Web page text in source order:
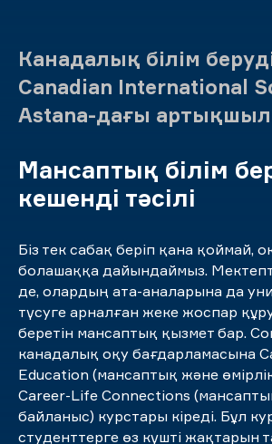
Канадалық білім
Canadian International
Astana-дағы
Мансаптық білім
кешенді тәсілі
Біз тек сабақ беріп қана қоймай,
болашаққа дайындаймыз.
де, олардың ата-аналарына да
түсуге арналған жеке жоспар
беретін мансаптық қызмет бар.
канадалық оқу бағдарламасына
Education (мансаптық және
Career-Life Connections
байланыс) курстары кіреді. Бұл
студенттерге өз күшті жақтарын